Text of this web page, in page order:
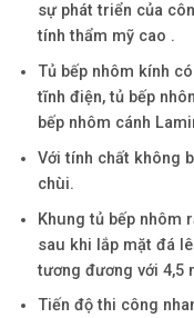
sự phát triển của
tính thẩm mỹ cao .
Tủ bếp nhôm kính
tĩnh điện, tủ bếp
bếp nhôm cánh
Với tính chất không
chùi.
Khung tủ bếp nhôm
sau khi lắp mặt đá
tương đương với 4,5
Tiến độ thi công